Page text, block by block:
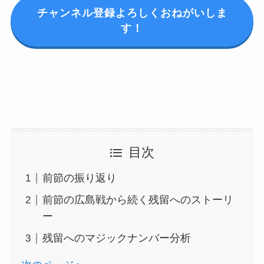
チャンネル登録よろしくおねがいしま
す！
目次
前節の振り返り
前節の広島戦から続く残留へのストーリ
ー
残留へのマジックナンバー分析